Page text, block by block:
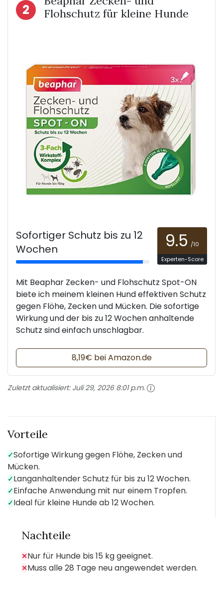
2
Flohschutz für kleine Hunde
Sofortiger Schutz bis zu 12
Wochen
9.5 /10
Experten-Score
Mit Beaphar Zecken- und Flohschutz Spot-ON
biete ich meinem kleinen Hund effektiven Schutz
gegen Flöhe, Zecken und Mücken. Die sofortige
Wirkung und der bis zu 12 Wochen anhaltende
Schutz sind einfach unschlagbar.
8,19€ bei Amazon.de
Zuletzt aktualisiert: Juli 29, 2026 8:01 p.m.
Vorteile
✓Sofortige Wirkung gegen Flöhe, Zecken und
Mücken.
✓Langanhaltender Schutz für bis zu 12 Wochen.
✓Einfache Anwendung mit nur einem Tropfen.
✓Ideal für kleine Hunde ab 12 Wochen.
Nachteile
✕Nur für Hunde bis 15 kg geeignet.
✕Muss alle 28 Tage neu angewendet werden.